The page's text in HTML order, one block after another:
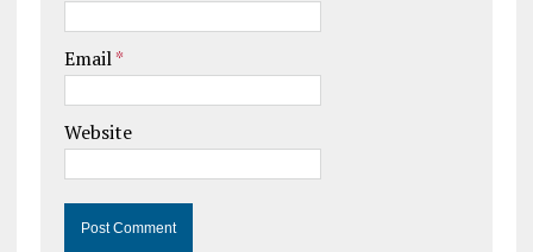
Email*
Website